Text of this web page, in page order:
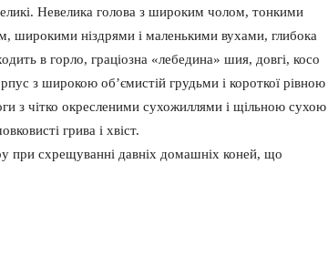
Невелика голова з широким чолом, тонкими
широкими ніздрями і маленькими вухами, глибока
в горло, граціозна «лебедина» шия, довгі, косо
з широкою об’ємистій грудьми і короткої рівною
з чітко окресленими сухожиллями і щільною сухою
грива і хвіст.
при схрещуванні давніх домашніх коней, що